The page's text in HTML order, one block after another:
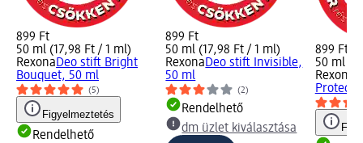
899 Ft
50 ml (17,98 Ft / 1 ml)
RexonaDeo stift Bright
Bouquet, 50 ml
(5)
Figyelmeztetés
Rendelhető
899 Ft
50 ml (17,98 Ft / 1 ml)
RexonaDeo stift Invisible,
50 ml
(2)
Rendelhető
dm üzlet kiválasztása
899 Ft
50 ml
Rexona